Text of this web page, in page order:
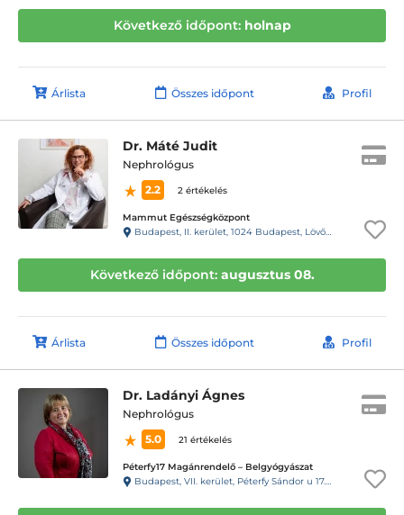
Következő időpont: holnap
Árlista Összes időpont Profil
Dr. Máté Judit
Nephrológus
2.2
2 értékelés
Mammut Egészségközpont
Budapest, II. kerület, 1024 Budapest, Lövőház utca 1-5. Mammut II., 4. emelet
Következő időpont: augusztus 08.
Árlista Összes időpont Profil
Dr. Ladányi Ágnes
Nephrológus
5.0
21 értékelés
Péterfy17 Magánrendelő – Belgyógyászat
Budapest, VII. kerület, Péterfy Sándor u 17. 4.emelet 29. 13-as kapucsengő